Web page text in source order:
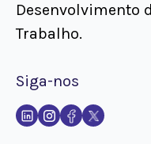
Desenvolvimento
Trabalho.
Siga-nos